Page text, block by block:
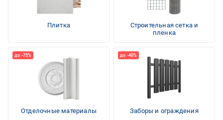
Плитка
Строительная сетка и
пленка
Отделочные материалы Заборы и ограждения